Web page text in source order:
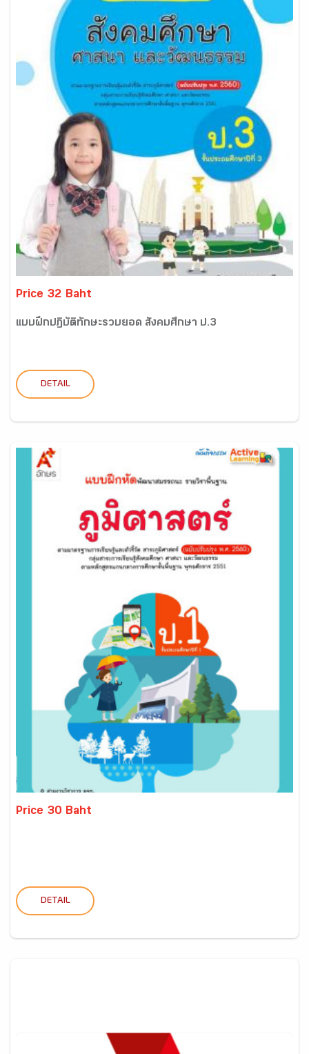
Price 32 Baht
แบบฝึกปฏิบัติทักษะรวบยอด สังคมศึกษา ป.3
DETAIL
Price 30 Baht
DETAIL